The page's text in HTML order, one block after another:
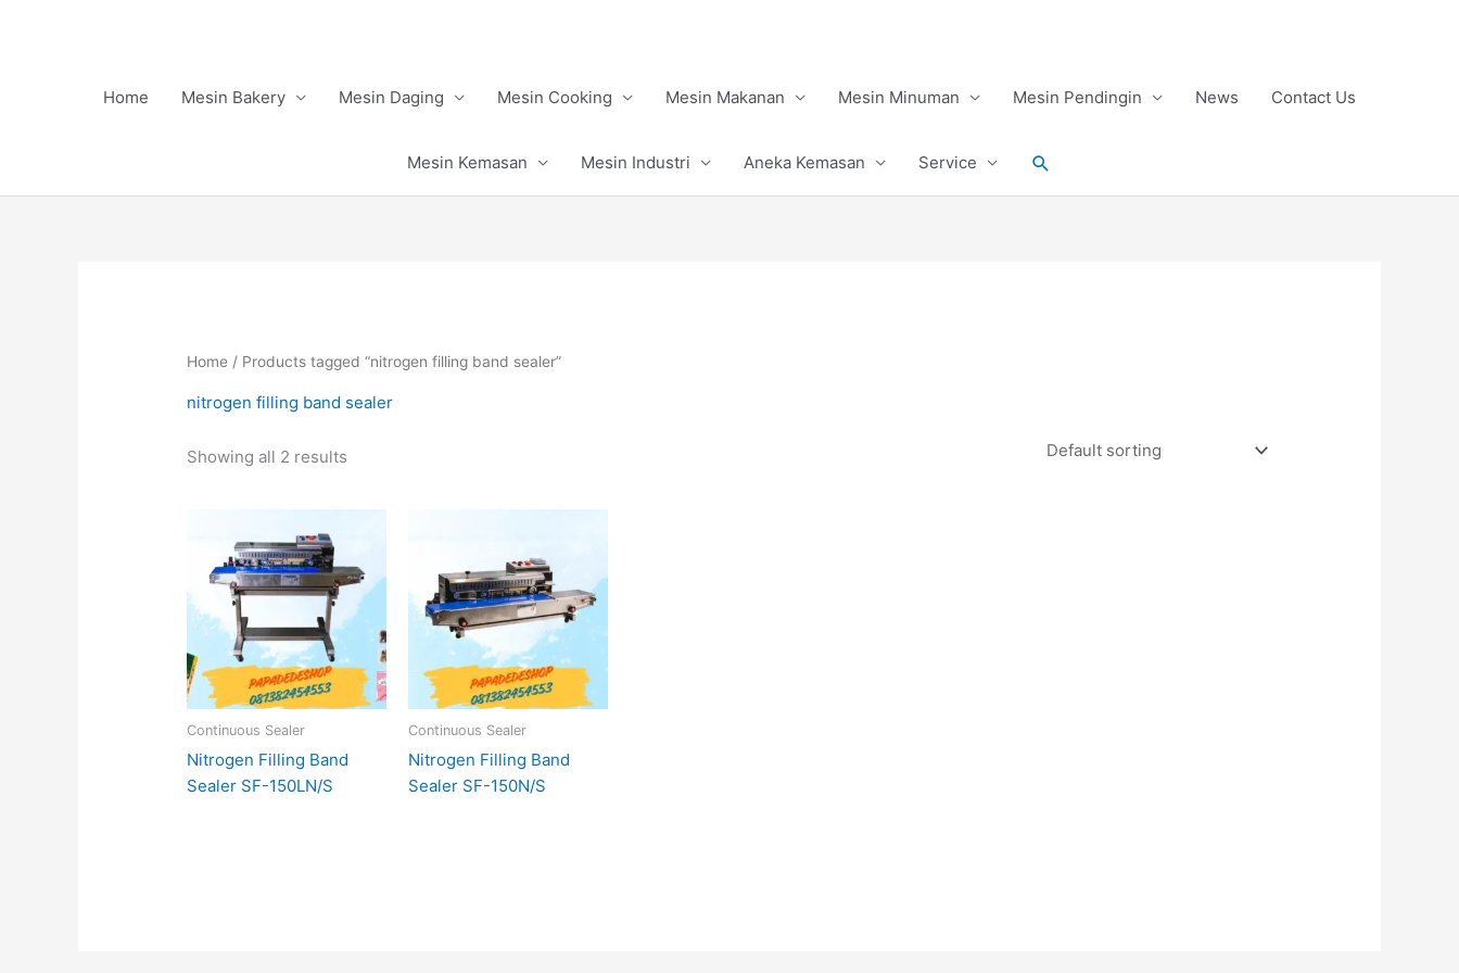
Home
Mesin Bakery Mesin Daging Mesin Cooking Mesin Makanan Mesin Minuman Mesin Pendingin News Contact Us
Mesin Kemasan Mesin Industri Aneka Kemasan Service Search
Home / Products tagged “nitrogen filling band sealer”
nitrogen filling band sealer
Showing all 2 results
Continuous Sealer
Nitrogen Filling Band
Sealer SF-150LN/S
Continuous Sealer
Nitrogen Filling Band
Sealer SF-150N/S